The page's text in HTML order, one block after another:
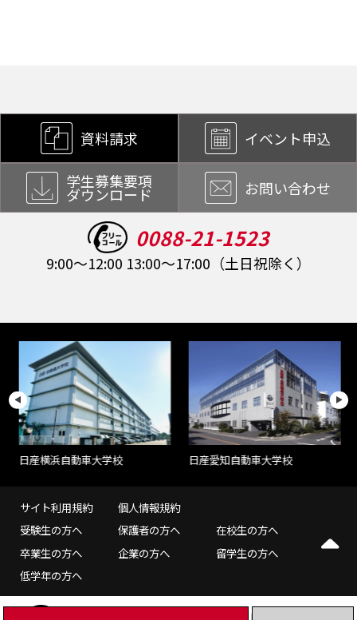
資料請求 イベント申込
学生募集要項
ダウンロード お問い合わせ
0088-21-1523
9:00～12:00 13:00～17:00（土日祝除く）
日産横浜自動車大学校 日産愛知自動車大学校
サイト利用規約
個人情報規約
受験生の方へ
保護者の方へ
在校生の方へ
卒業生の方へ
企業の方へ
留学生の方へ
低学年の方へ